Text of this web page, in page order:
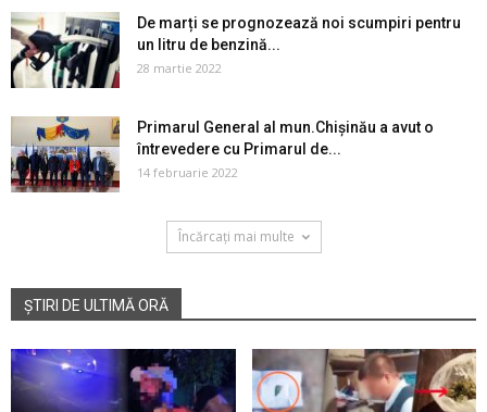
De marți se prognozează noi scumpiri pentru
un litru de benzină...
28 martie 2022
Primarul General al mun.Chișinău a avut o
întrevedere cu Primarul de...
14 februarie 2022
Încărcați mai multe
ȘTIRI DE ULTIMĂ ORĂ